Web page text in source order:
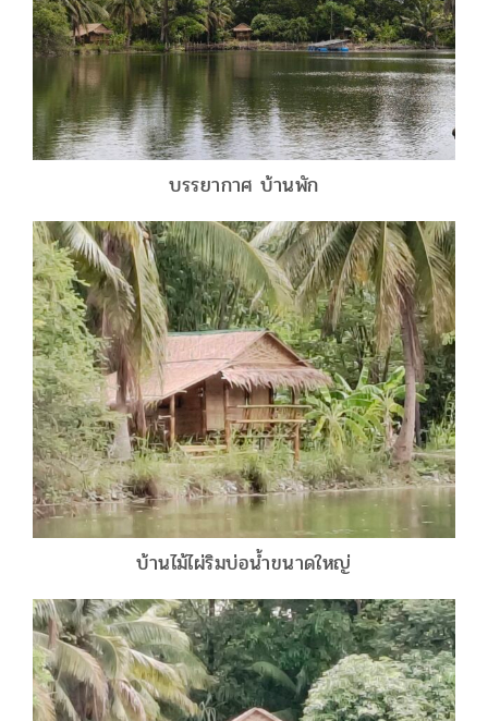
บรรยากาศ บ้านพัก
บ้านไม้ไผ่ริมบ่อน้ำขนาดใหญ่